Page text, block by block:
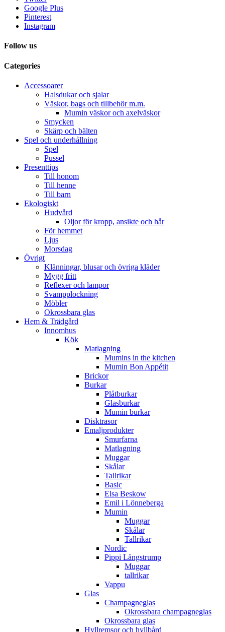
Google Plus
Pinterest
Instagram
Follow us
Categories
Accessoarer
Halsdukar och sjalar
Väskor, bags och tillbehör m.m.
Mumin väskor och axelväskor
Smycken
Skärp och bälten
Spel och underhållning
Spel
Pussel
Presenttips
Till honom
Till henne
Till barn
Ekologiskt
Hudvård
Oljor för kropp, ansikte och hår
För hemmet
Ljus
Morsdag
Övrigt
Klänningar, blusar och övriga kläder
Mygg fritt
Reflexer och lampor
Svampplockning
Möbler
Okrossbara glas
Hem & Trädgård
Innomhus
Kök
Matlagning
Mumins in the kitchen
Mumin Bon Appétit
Brickor
Burkar
Plåtburkar
Glasburkar
Mumin burkar
Disktrasor
Emaljprodukter
Smurfarna
Matlagning
Muggar
Skålar
Tallrikar
Basic
Elsa Beskow
Emil i Lönneberga
Mumin
Muggar
Skålar
Tallrikar
Nordic
Pippi Långstrump
Muggar
tallrikar
Vappu
Glas
Champagneglas
Okrossbara champagneglas
Okrossbara glas
Hyllremsor och hyllbård